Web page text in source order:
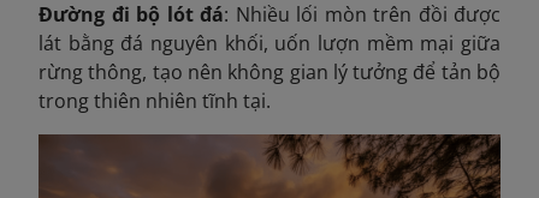
Đường đi bộ lót đá: Nhiều lối mòn trên đồi được
lát bằng đá nguyên khối, uốn lượn mềm mại giữa
rừng thông, tạo nên không gian lý tưởng để tản bộ
trong thiên nhiên tĩnh tại.